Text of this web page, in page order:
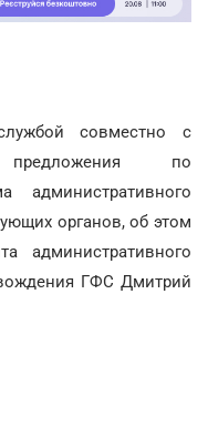
совместно с
по
административного
органов, об этом
административного
ГФС Дмитрий